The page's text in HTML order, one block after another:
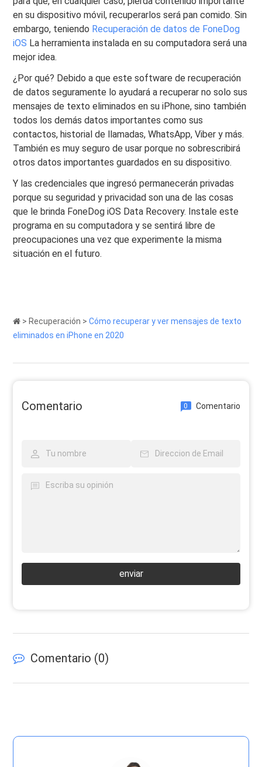
en su dispositivo móvil, recuperarlos será pan comido. Sin
embargo, teniendo Recuperación de datos de FoneDog
iOS La herramienta instalada en su computadora será una
mejor idea.
¿Por qué? Debido a que este software de recuperación
de datos seguramente lo ayudará a recuperar no solo sus
mensajes de texto eliminados en su iPhone, sino también
todos los demás datos importantes como sus
contactos, historial de llamadas, WhatsApp, Viber y más.
También es muy seguro de usar porque no sobrescribirá
otros datos importantes guardados en su dispositivo.
Y las credenciales que ingresó permanecerán privadas
porque su seguridad y privacidad son una de las cosas
que le brinda FoneDog iOS Data Recovery. Instale este
programa en su computadora y se sentirá libre de
preocupaciones una vez que experimente la misma
situación en el futuro.
> Recuperación >Cómo recuperar y ver mensajes de texto
eliminados en iPhone en 2020
Comentario 0 Comentario
enviar
Comentario (0)